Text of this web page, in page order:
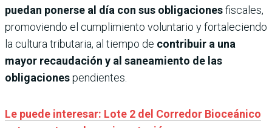
puedan ponerse al día con sus obligacionesfiscales,
promoviendo el cumplimiento voluntario y fortaleciendo
la cultura tributaria, al tiempo de contribuir a una
mayor recaudación y al saneamiento de las
obligacionespendientes.
Le puede interesar: Lote 2 del Corredor Bioceánico